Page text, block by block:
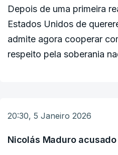
Depois de uma primeira
Estados Unidos de
admite agora cooperar
respeito pela soberania
20:30, 5 Janeiro 2026
Nicolás Maduro